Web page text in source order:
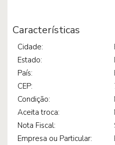
R$620
R$38
Características
Cidade:
Estado:
País:
CEP:
Condição:
Aceita troca:
Nota Fiscal:
Empresa ou Particular: